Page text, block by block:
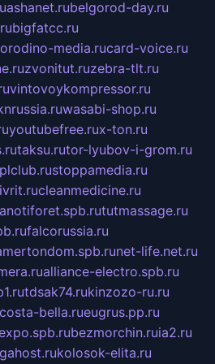
ashanet.rubelgorod-day.ru
bigfatcc.ru
media.rucard-voice.ru
zvonitut.ruzebra-tlt.ru
vintovoykompressor.ru
wasabi-shop.ru
youtubefree.rux-ton.ru
taksu.rutor-lyubov-i-grom.ru
stoppamedia.ru
cleanmedicine.ru
tutmassage.ru
falcorussia.ru
net-life.net.ru
alliance-electro.spb.ru
tdsak74.rukinzozo-ru.ru
costa-bella.rueugrus.pp.ru
bezmorchin.ruia2.ru
kolosok-elita.ru